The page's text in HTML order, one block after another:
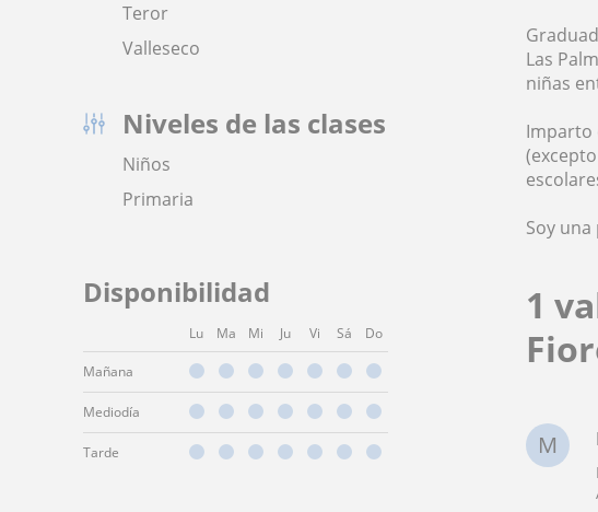
Teror
Valleseco
Niveles de las clases
Niños
Primaria
Disponibilidad
Lu Ma Mi Ju Vi Sá Do
Mañana
Mediodía
Tarde
Las
niñas
Imparto
Soy
1
M